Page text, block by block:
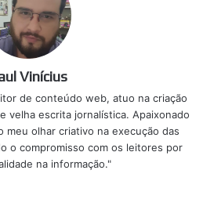
Vinícius
de conteúdo web, atuo na criação
velha escrita jornalística. Apaixonado
meu olhar criativo na execução das
o compromisso com os leitores por
na informação."